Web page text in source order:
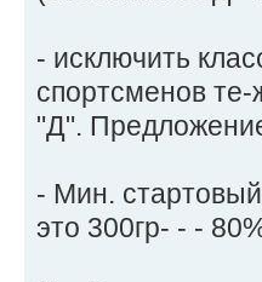
- исключить
спортсменов
"Д".
- Мин.
это 300гр- - -